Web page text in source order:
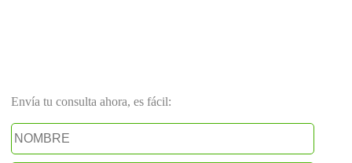
Envía tu consulta ahora, es fácil: